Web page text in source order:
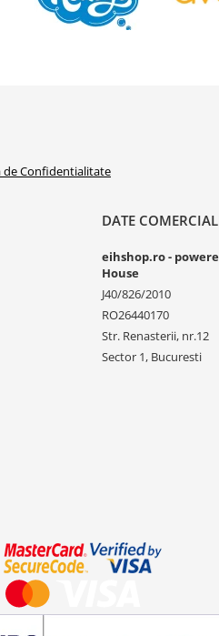
de Confidentialitate
DATE
eihshop.ro -
House
J40/826/2010
RO26440170
Str. Renasterii, nr.12
Sector 1, Bucuresti